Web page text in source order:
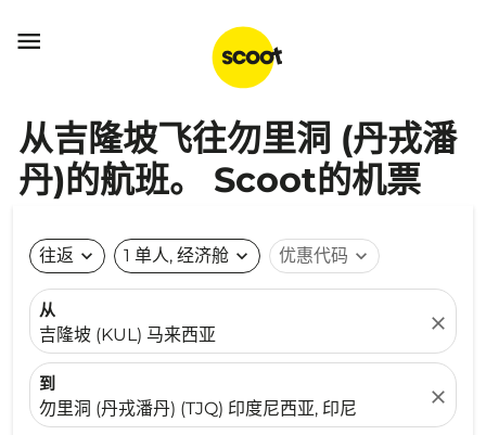

从吉隆坡飞往勿里洞 (丹戎潘
丹)的航班。 Scoot的机票
往返 expand_more 1 单人, 经济舱 expand_more 优惠代码 expand_more
从
吉隆坡 (KUL) 马来西亚
close
到
勿里洞 (丹戎潘丹) (TJQ) 印度尼西亚, 印尼
close